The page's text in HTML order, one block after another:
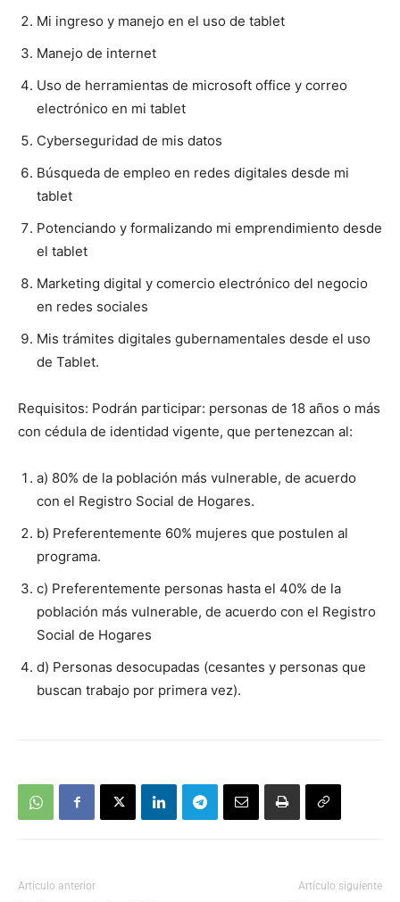
Mi ingreso y manejo en el uso de tablet
Manejo de internet
Uso de herramientas de microsoft office y correo
electrónico en mi tablet
Cyberseguridad de mis datos
Búsqueda de empleo en redes digitales desde mi
tablet
Potenciando y formalizando mi emprendimiento desde
el tablet
Marketing digital y comercio electrónico del negocio
en redes sociales
Mis trámites digitales gubernamentales desde el uso
de Tablet.
Requisitos: Podrán participar: personas de 18 años o más
con cédula de identidad vigente, que pertenezcan al:
a) 80% de la población más vulnerable, de acuerdo
con el Registro Social de Hogares.
b) Preferentemente 60% mujeres que postulen al
programa.
c) Preferentemente personas hasta el 40% de la
población más vulnerable, de acuerdo con el Registro
Social de Hogares
d) Personas desocupadas (cesantes y personas que
buscan trabajo por primera vez).
Artículo anterior Artículo siguiente